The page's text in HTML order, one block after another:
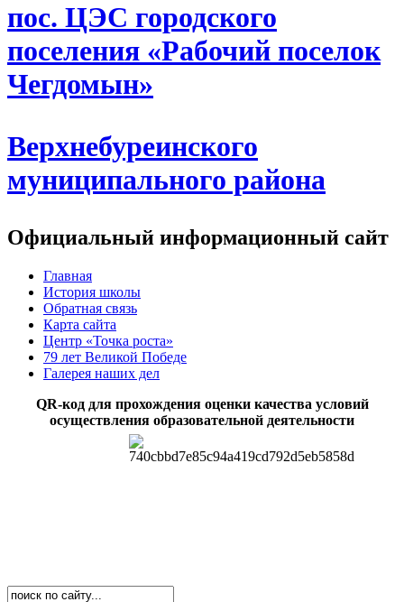
пос. ЦЭС городского
поселения «Рабочий поселок
Чегдомын»
Верхнебуреинского
муниципального района
Официальный информационный сайт
Главная
История школы
Обратная связь
Карта сайта
Центр «Точка роста»
79 лет Великой Победе
Галерея наших дел
QR-код для прохождения оценки качества условий
осуществления образовательной деятельности